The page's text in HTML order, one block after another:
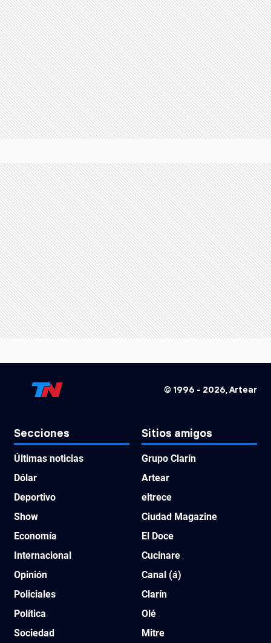
© 1996 - 2026, Artear
Secciones
Últimas noticias
Dólar
Deportivo
Show
Economía
Internacional
Opinión
Policiales
Política
Sociedad
Sitios amigos
Grupo Clarín
Artear
eltrece
Ciudad Magazine
El Doce
Cucinare
Canal (á)
Clarín
Olé
Mitre